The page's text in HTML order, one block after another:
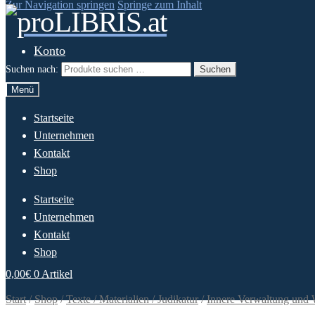
Zur Navigation springen Springe zum Inhalt
Konto
Suchen nach:
Suchen
Menü
Startseite
Unternehmen
Kontakt
Shop
Startseite
Unternehmen
Kontakt
Shop
0,00€ 0 Artikel
Start/Shop/Texte / Materialien / Judikatur/Innere Verwaltung und